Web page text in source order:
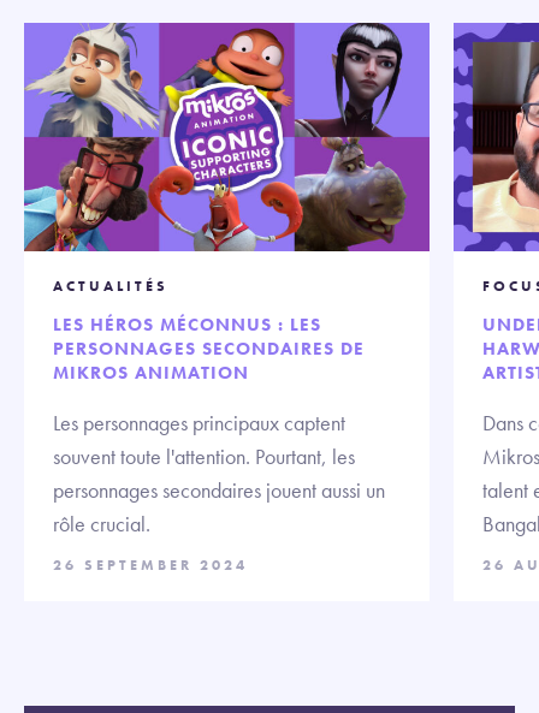
ACTUALITÉS
LES HÉROS MÉCONNUS : LES
PERSONNAGES SECONDAIRES DE
MIKROS ANIMATION
Les personnages principaux captent
souvent toute l'attention. Pourtant, les
personnages secondaires jouent aussi un
rôle crucial.
26 SEPTEMBER 2024
Dans
talent
26